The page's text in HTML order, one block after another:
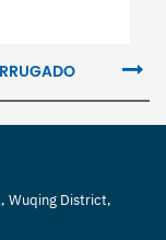
Wuqing District,